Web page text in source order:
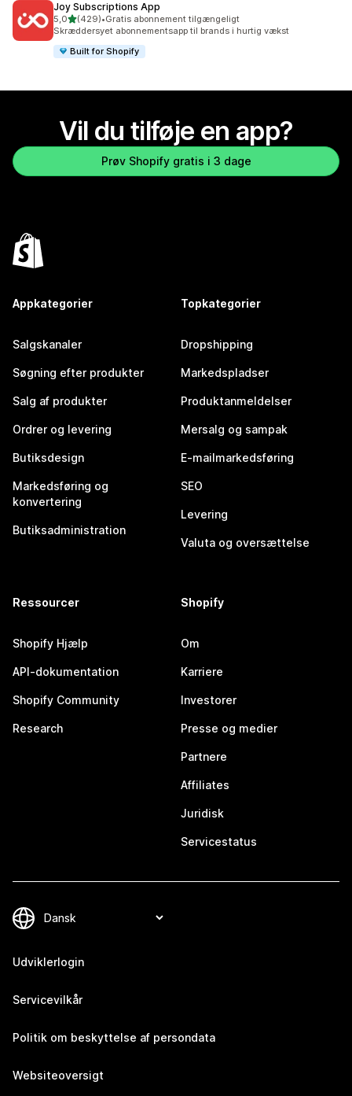
Joy Subscriptions App
5,0ud af 5 stjerner
(429)
429 anmeldelser i alt
•Gratis abonnement tilgængeligt
Skræddersyet abonnementsapp til brands i hurtig vækst
Built for Shopify
Vil du tilføje en app?
Prøv Shopify gratis i 3 dage
Appkategorier
Salgskanaler
Søgning efter produkter
Salg af produkter
Ordrer og levering
Butiksdesign
Markedsføring og
konvertering
Butiksadministration
Topkategorier
Dropshipping
Markedspladser
Produktanmeldelser
Mersalg og sampak
E-mailmarkedsføring
SEO
Levering
Valuta og oversættelse
Ressourcer
Shopify Hjælp
API-dokumentation
Shopify Community
Research
Shopify
Om
Karriere
Investorer
Presse og medier
Partnere
Affiliates
Juridisk
Servicestatus
Udviklerlogin
Servicevilkår
Politik om beskyttelse af persondata
Websiteoversigt